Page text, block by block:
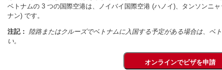
ベトナムの 3 つの国際空港は、ノイバイ国際空港 (ハノイ)、タンソンニ
ナン) です。
注記： 陸路またはクルーズでベトナムに入国する予定がある場合は、ベ
い。